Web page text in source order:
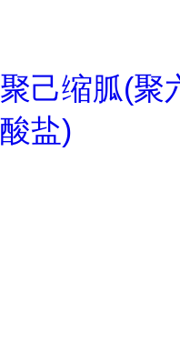
聚己缩胍(聚
酸盐)